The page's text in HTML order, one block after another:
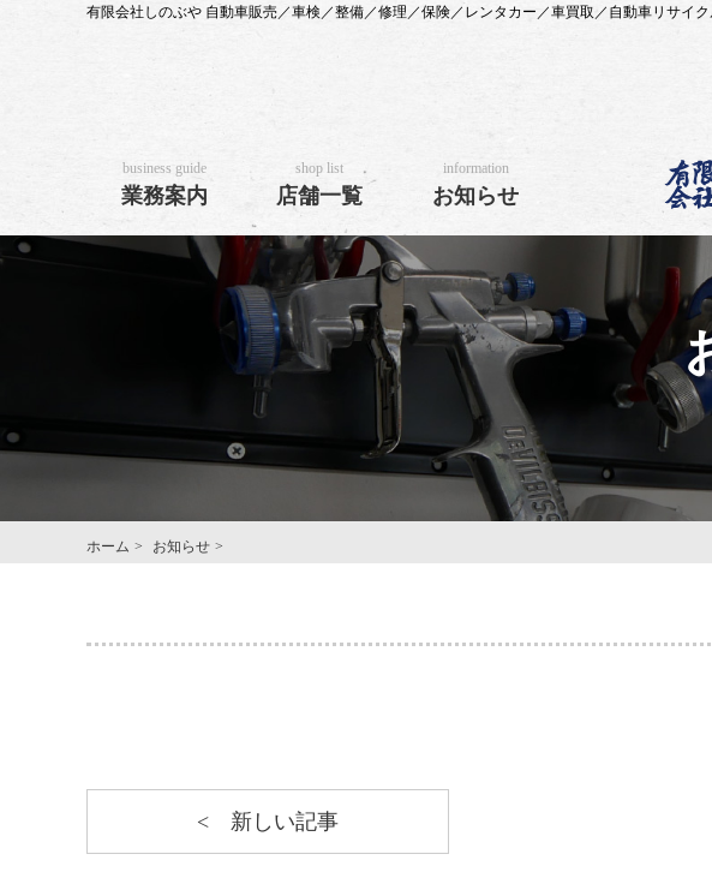
有限会社しのぶや 自動車販売／車検／整備／修理／保険／レンタカー／車買取／自動車リサイ
business guide
業務案内
shop list
店舗一覧
information
お知らせ
ホーム お知らせ
新しい記事